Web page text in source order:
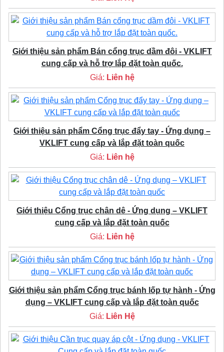
Giới thiệu sản phẩm Bán cổng trục dầm đôi - VKLIFT
cung cấp và hỗ trợ lắp đặt toàn quốc.
Giá: Liên hệ
Giới thiệu sản phẩm Cổng trục đẩy tay - Ứng dụng –
VKLIFT cung cấp và lắp đặt toàn quốc
Giá: Liên hệ
Giới thiệu Cổng trục chân dê - Ứng dụng – VKLIFT
cung cấp và lắp đặt toàn quốc
Giá: Liên hệ
Giới thiệu sản phẩm Cổng trục bánh lốp tự hành - Ứng
dụng – VKLIFT cung cấp và lắp đặt toàn quốc
Giá: Liên Hệ